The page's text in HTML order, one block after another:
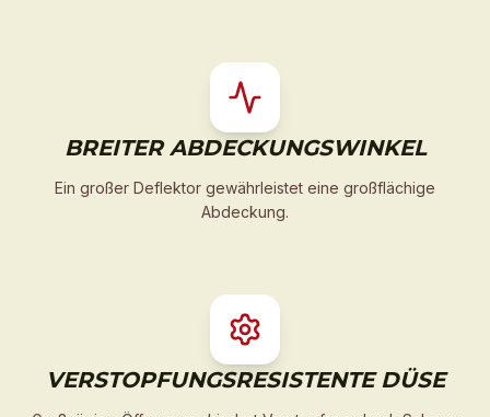
BREITER ABDECKUNGSWINKEL
Ein großer Deflektor gewährleistet eine großflächige
Abdeckung.
VERSTOPFUNGSRESISTENTE DÜSE